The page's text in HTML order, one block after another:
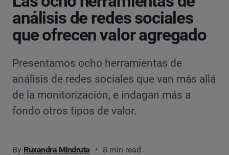
análisis de redes sociales
que ofrecen valor agregado
Presentamos ocho herramientas de
análisis de redes sociales que van más allá
de la monitorización, e indagan más a
fondo otros tipos de valor.
By Ruxandra Mindruta
8 min read